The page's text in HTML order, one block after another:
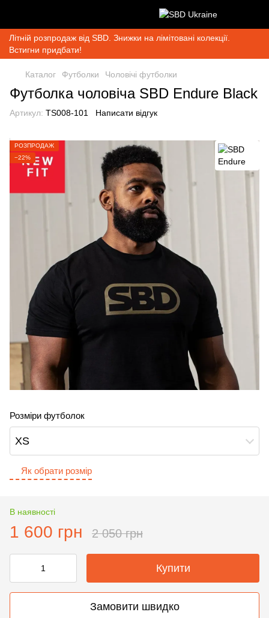
Літній розпродаж від SBD. Знижки на лімітовані колекції.
Встигни придбати!
Каталог Футболки Чоловічі футболки
Футболка чоловіча SBD Endure Black
Артикул: TS008-101 Написати відгук
РОЗПРОДАЖ
−22%
Розміри футболок
XS
Як обрати розмір
В наявності
1 600 грн 2 050 грн
Купити
Замовити швидко